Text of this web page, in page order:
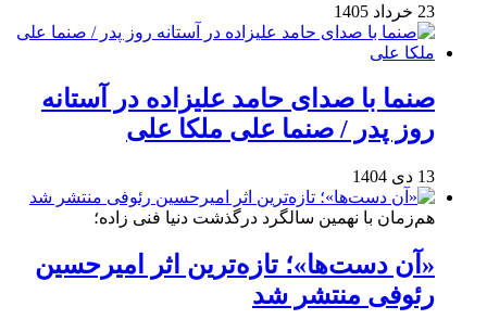
23 خرداد 1405
صنما با صدای حامد علیزاده در آستانه
روز پدر / صنما علی ملکا علی
13 دی 1404
هم‌زمان با نهمین سالگرد درگذشت دنیا فنی زاده؛
«آن دست‌ها»؛ تازه‌ترین اثر امیرحسین
رئوفی منتشر شد